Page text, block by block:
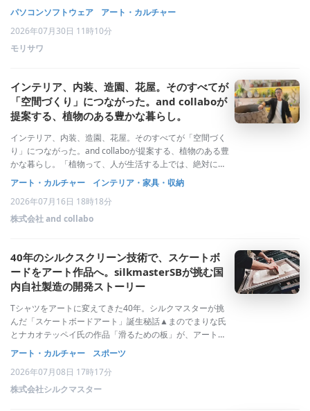
下ピクシブ）。同社が提供する「pixivFACTORY」は、ス
マートフォンでも簡単にオリジナルグッズが制作できる
Webサービスとして人気を博し
パソコンソフトウェア
アート・カルチャー
2026年07月30日 11時10分
モリサワ
インテリア、内装、造園、花屋。そのすべてが
「空間づくり」につながった。and collaboが
提案する、植物のある豊かな暮らし。
インテリア、内装、造園、花屋。そのすべてが「空間づく
り」につながった。and collaboが提案する、植物のある豊
かな暮らし。「植物って、人が生活する上では、絶対に必
要なものではないんですよ。」そう話してくれたのは、 株
式会社 and collabo代表の安堵礼多（あんど あきかず）
さん
アート・カルチャー
インテリア・家具・収納
2026年07月16日 18時18分
株式会社 and collabo
40年のシルクスクリーン技術で、スケートボ
ードをアート作品へ。silkmasterSBが挑む国
内自社製造の開発ストーリー
Tシャツをアートに変えてきた40年。シルクマスターが挑
んだ「スケートボードアート」誕生秘話▲まのでまりな氏
とナカオテッペイ氏の作品「滑るための板」が、アート作
品に見えた瞬間2019年1月、ロサンゼルスの現代美術館
「The Broad」。館内には、ジャン＝ミシェル・バスキア
の作品がプリントされたスケー
アート・カルチャー
スポーツ
2026年07月08日 17時17分
株式会社シルクマスター